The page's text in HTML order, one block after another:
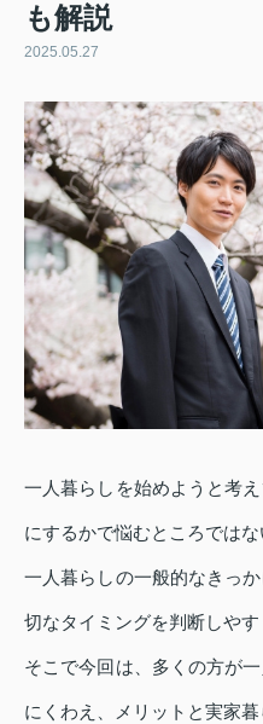
も解説
2025.05.27
一人暮らしを始めようと考
にするかで悩むところではな
一人暮らしの一般的なきっ
切なタイミングを判断しやす
そこで今回は、多くの方が
にくわえ、メリットと実家